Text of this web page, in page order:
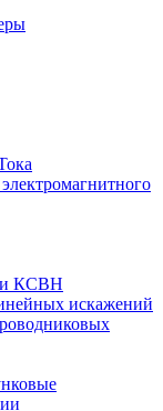
и КСВН
искажений